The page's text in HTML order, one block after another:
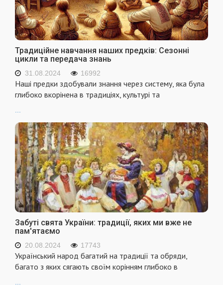
Традиційне навчання наших предків: Сезонні
цикли та передача знань
31.08.2024 16992
Наші предки здобували знання через систему, яка була
глибоко вкорінена в традиціях, культурі та
...
Забуті свята України: традиції, яких ми вже не
пам'ятаємо
20.08.2024 17743
Український народ багатий на традиції та обряди,
багато з яких сягають своїм корінням глибоко в